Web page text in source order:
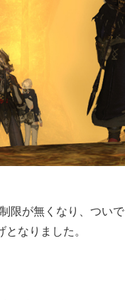
限が無くなり、つい
なりました。